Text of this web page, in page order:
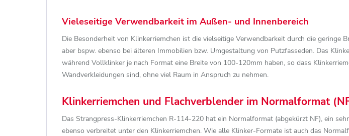
Vieleseitige Verwendbarkeit im Außen- und Innenbereich
Die Besonderheit von Klinkerriemchen ist die vielseitige Verwendbarkeit durch die
aber bspw. ebenso bei älteren Immobilien bzw. Umgestaltung von Putzfasseden. Das
während Vollklinker je nach Format eine Breite von 100-120mm haben, so dass
Wandverkleidungen sind, ohne viel Raum in Anspruch zu nehmen.
Klinkerriemchen und Flachverblender im Normalformat
Das Strangpress-Klinkerriemchen R-114-220 hat ein Normalformat (abgekürzt NF), ein
ebenso verbreitet unter den Klinkerriemchen. Wie alle Klinker-Formate ist auch das